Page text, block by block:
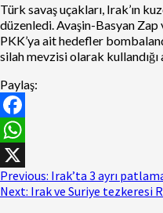
​Türk savaş uçakları, Irak’ın
düzenledi. Avaşin-Basyan
PKK’ya ait hedefler
silah mevzisi olarak kullandığı
Paylaş:
Facebook
WhatsApp
X
Previous: Irak’ta 3 ayrı
Next: Irak ve Suriye tezkeresi